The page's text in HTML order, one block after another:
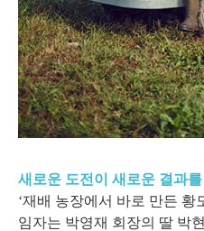
새로운 도전이 새로운 결과
‘재배 농장에서 바로 만든 황
임자는 박영재 회장의 딸 박